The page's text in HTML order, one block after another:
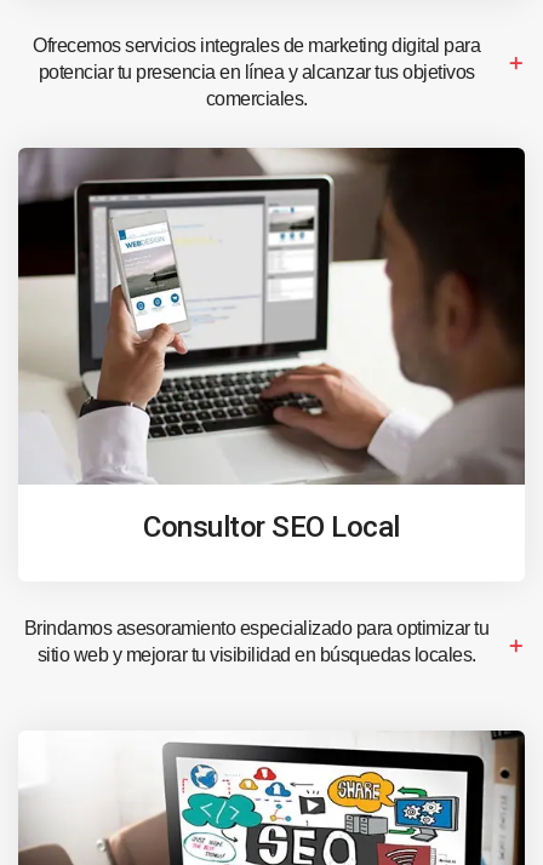
Ofrecemos servicios integrales de marketing digital para
potenciar tu presencia en línea y alcanzar tus objetivos
comerciales.
Consultor SEO Local
Brindamos asesoramiento especializado para optimizar tu
sitio web y mejorar tu visibilidad en búsquedas locales.